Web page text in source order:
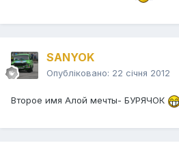
SANYOK
Опубліковано: 22 січня 2012
Второе имя Алой мечты- БУРЯЧОК